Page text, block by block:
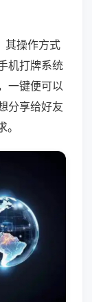
其操作方式
机打牌系统
一键便可以
分享给好友